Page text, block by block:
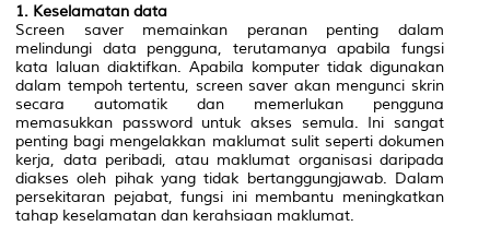
1. Keselamatan data
Screen saver memainkan peranan penting dalam
melindungi data pengguna, terutamanya apabila fungsi
kata laluan diaktifkan. Apabila komputer tidak digunakan
dalam tempoh tertentu, screen saver akan mengunci skrin
secara automatik dan memerlukan pengguna
memasukkan password untuk akses semula. Ini sangat
penting bagi mengelakkan maklumat sulit seperti dokumen
kerja, data peribadi, atau maklumat organisasi daripada
diakses oleh pihak yang tidak bertanggungjawab. Dalam
persekitaran pejabat, fungsi ini membantu meningkatkan
tahap keselamatan dan kerahsiaan maklumat.